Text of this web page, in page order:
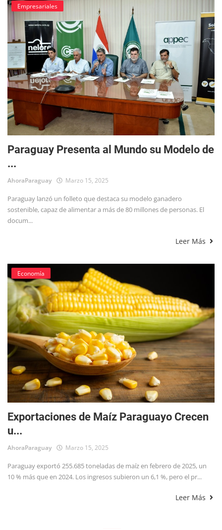
Empresariales
Paraguay Presenta al Mundo su Modelo de
...
AhoraParaguay Marzo 15, 2025
Paraguay lanzó un folleto que destaca su modelo ganadero
sostenible, capaz de alimentar a más de 80 millones de personas. El
docum...
Leer Más
Economía
Exportaciones de Maíz Paraguayo Crecen
u...
AhoraParaguay Marzo 15, 2025
Paraguay exportó 255.685 toneladas de maíz en febrero de 2025, un
10 % más que en 2024. Los ingresos subieron un 6,1 %, pero el pr...
Leer Más